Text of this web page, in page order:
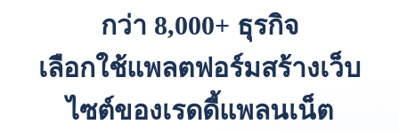
กว่า 8,000+ ธุรกิจ
เลือกใช้แพลตฟอร์มสร้างเว็บ
ไซต์ของเรดดี้แพลนเน็ต